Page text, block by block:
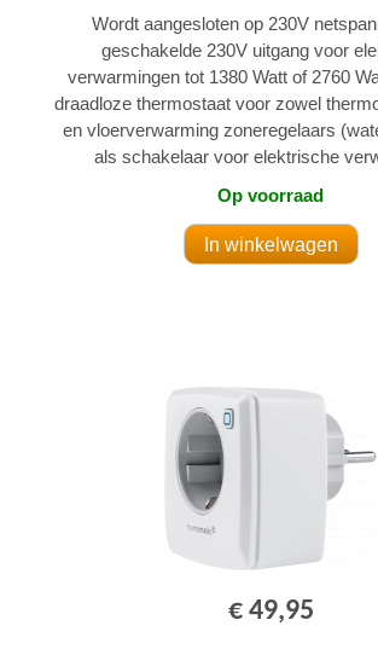
Wordt aangesloten op 230V
geschakelde 230V uitgang voor
verwarmingen tot 1380 Watt of 2760
draadloze thermostaat voor zowel
en vloerverwarming zoneregelaars
als schakelaar voor elektrische
Op voorraad
€ 49,95